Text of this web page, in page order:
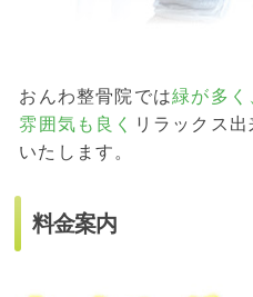
おんわ整骨院では緑が多
雰囲気も良く リラックス
いたします。
料金案内